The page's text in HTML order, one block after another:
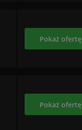
Pokaż ofertę
Pokaż ofertę